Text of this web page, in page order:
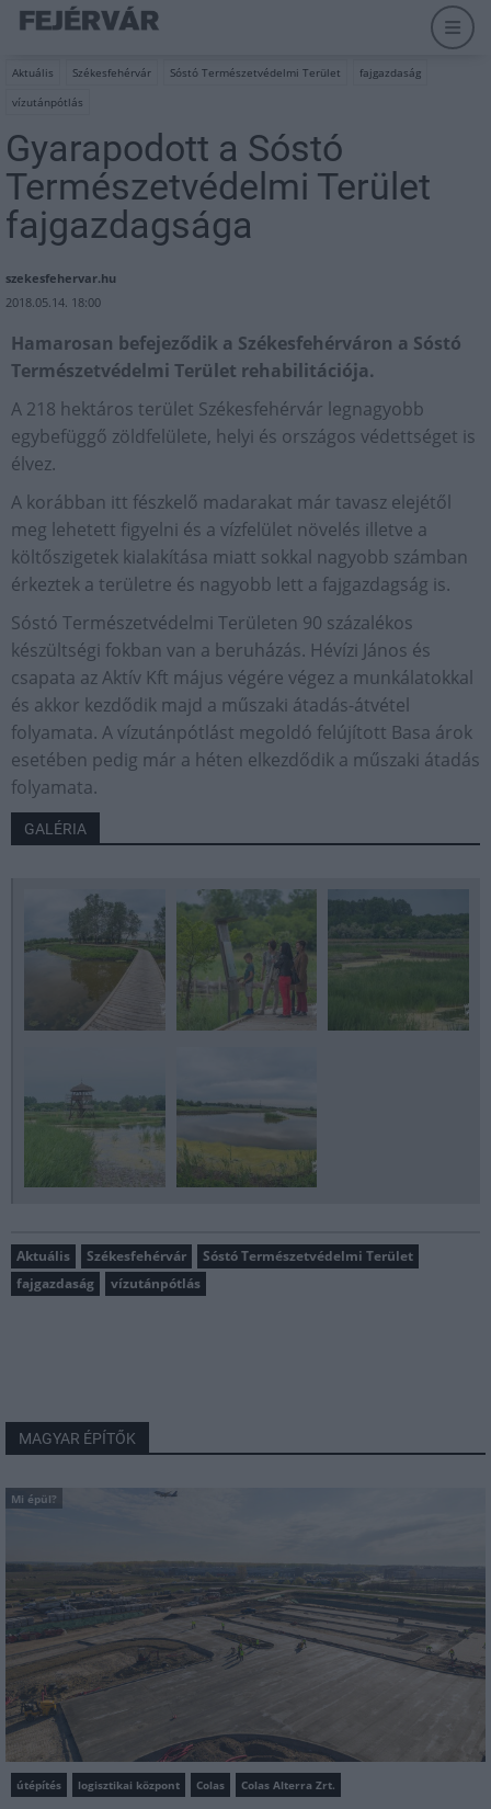
Aktuális Székesfehérvár Sóstó Természetvédelmi Terület
fajgazdaság
vízutánpótlás
Gyarapodott a Sóstó
Természetvédelmi Terület
fajgazdagsága
szekesfehervar.hu
2018.05.14. 18:00
Hamarosan befejeződik a Székesfehérváron a Sóstó
Természetvédelmi Terület rehabilitációja.
A 218 hektáros terület Székesfehérvár legnagyobb
egybefüggő zöldfelülete, helyi és országos védettséget is
élvez.
A korábban itt fészkelő madarakat már tavasz elejétől
meg lehetett figyelni és a vízfelület növelés illetve a
költőszigetek kialakítása miatt sokkal nagyobb számban
érkeztek a területre és nagyobb lett a fajgazdagság is.
Sóstó Természetvédelmi Területen 90 százalékos
készültségi fokban van a beruházás. Hévízi János és
csapata az Aktív Kft május végére végez a munkálatokkal
és akkor kezdődik majd a műszaki átadás-átvétel
folyamata. A vízutánpótlást megoldó felújított Basa árok
esetében pedig már a héten elkezdődik a műszaki átadás
folyamata.
GALÉRIA
Aktuális Székesfehérvár
Sóstó Természetvédelmi Terület
fajgazdaság
vízutánpótlás
MAGYAR ÉPÍTŐK
Mi épül?
útépítés logisztikai központ Colas Colas Alterra Zrt.